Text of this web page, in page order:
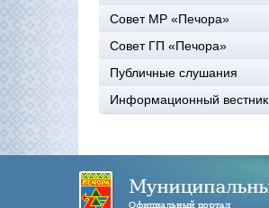
Совет МР «Печора»
Совет ГП «Печора»
Публичные слушания
Информационный вестник